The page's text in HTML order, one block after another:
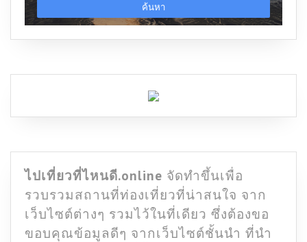
ไปเที่ยวที่ไหนดี.online จัดทำขึ้นเพื่อ
รวบรวมสถานที่ท่องเที่ยวที่น่าสนใจ จาก
เว็บไซต์ต่างๆ รวมไว้ในที่เดียว ซึ่งต้องขอ
ขอบคุณข้อมูลดีๆ จากเว็บไซต์ชั้นนำ ที่นำ